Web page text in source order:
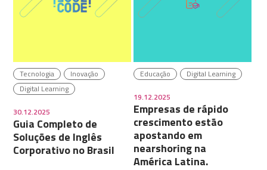
Tecnologia
Inovação
Digital Learning
30.12.2025
Guia Completo de
Soluções de Inglês
Corporativo no Brasil
Educação Digital Learning
19.12.2025
Empresas de rápido
crescimento estão
apostando em
nearshoring na
América Latina.